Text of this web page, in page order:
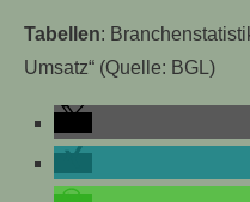
Tabellen:
Umsatz“ (Quelle: BGL)